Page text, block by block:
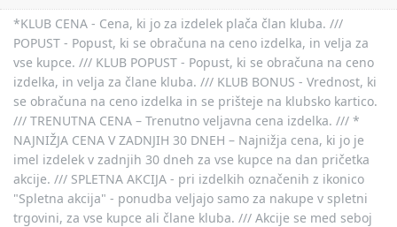
*KLUB CENA - Cena, ki jo za izdelek plača član kluba. ///
POPUST - Popust, ki se obračuna na ceno izdelka, in velja za
vse kupce. /// KLUB POPUST - Popust, ki se obračuna na ceno
izdelka, in velja za člane kluba. /// KLUB BONUS - Vrednost, ki
se obračuna na ceno izdelka in se prišteje na klubsko kartico.
/// TRENUTNA CENA – Trenutno veljavna cena izdelka. /// *
NAJNIŽJA CENA V ZADNJIH 30 DNEH – Najnižja cena, ki jo je
imel izdelek v zadnjih 30 dneh za vse kupce na dan pričetka
akcije. /// SPLETNA AKCIJA - pri izdelkih označenih z ikonico
"Spletna akcija" - ponudba veljajo samo za nakupe v spletni
trgovini, za vse kupce ali člane kluba. /// Akcije se med seboj